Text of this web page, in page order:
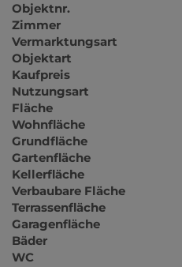
Objektnr.
Zimmer
Vermarktungsart
Objektart
Kaufpreis
Nutzungsart
Fläche
Wohnfläche
Grundfläche
Gartenfläche
Kellerfläche
Verbaubare Fläche
Terrassenfläche
Garagenfläche
Bäder
WC